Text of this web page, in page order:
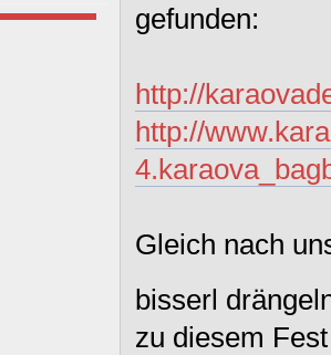
gefunden:
http://
http://
Gleich nach
bisserl
zu diesem